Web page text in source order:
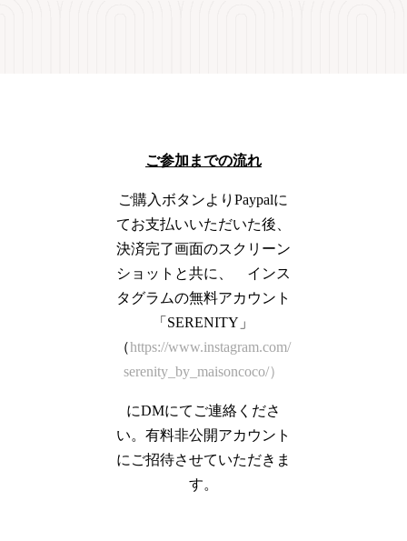
ご参加までの流れ
ご購入ボタンよりPaypalに
てお支払いいただいた後、
決済完了画面のスクリーン
ショットと共に、 インス
タグラムの無料アカウント
「SERENITY」
（https://www.instagram.com/
serenity_by_maisoncoco/）
にDMにてご連絡くださ
い。有料非公開アカウント
にご招待させていただきま
す。